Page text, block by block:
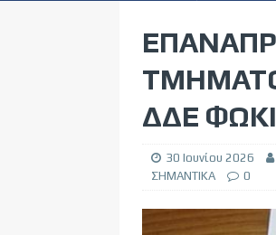
ΔΔΕ
30 Ιουνίου 2026
ΣΗΜΑΝΤΙΚΑ
0